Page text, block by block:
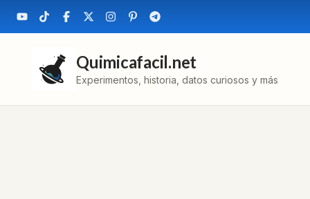
Quimicafacil.net
Experimentos, historia, datos curiosos y más